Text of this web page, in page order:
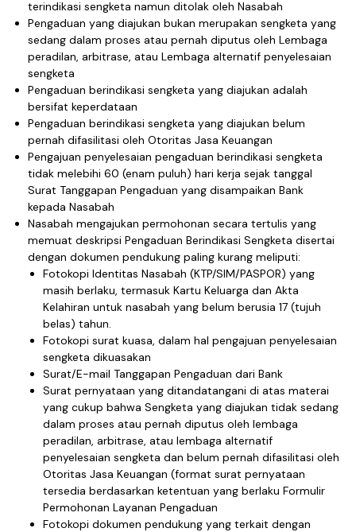
terindikasi sengketa namun ditolak oleh Nasabah
Pengaduan yang diajukan bukan merupakan sengketa yang
sedang dalam proses atau pernah diputus oleh Lembaga
peradilan, arbitrase, atau Lembaga alternatif penyelesaian
sengketa
Pengaduan berindikasi sengketa yang diajukan adalah
bersifat keperdataan
Pengaduan berindikasi sengketa yang diajukan belum
pernah difasilitasi oleh Otoritas Jasa Keuangan
Pengajuan penyelesaian pengaduan berindikasi sengketa
tidak melebihi 60 (enam puluh) hari kerja sejak tanggal
Surat Tanggapan Pengaduan yang disampaikan Bank
kepada Nasabah
Nasabah mengajukan permohonan secara tertulis yang
memuat deskripsi Pengaduan Berindikasi Sengketa disertai
dengan dokumen pendukung paling kurang meliputi:
Fotokopi Identitas Nasabah (KTP/SIM/PASPOR) yang
masih berlaku, termasuk Kartu Keluarga dan Akta
Kelahiran untuk nasabah yang belum berusia 17 (tujuh
belas) tahun.
Fotokopi surat kuasa, dalam hal pengajuan penyelesaian
sengketa dikuasakan
Surat/E-mail Tanggapan Pengaduan dari Bank
Surat pernyataan yang ditandatangani di atas materai
yang cukup bahwa Sengketa yang diajukan tidak sedang
dalam proses atau pernah diputus oleh lembaga
peradilan, arbitrase, atau lembaga alternatif
penyelesaian sengketa dan belum pernah difasilitasi oleh
Otoritas Jasa Keuangan (format surat pernyataan
tersedia berdasarkan ketentuan yang berlaku Formulir
Permohonan Layanan Pengaduan
Fotokopi dokumen pendukung yang terkait dengan